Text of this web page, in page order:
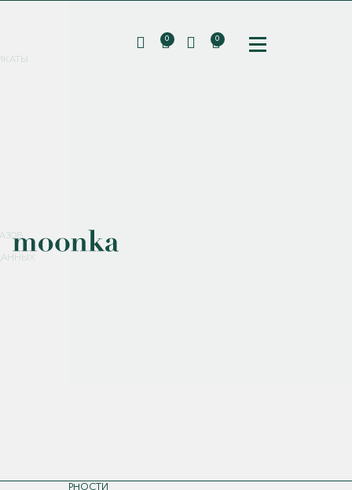
Соглашаюсь с
0 0
ПО ПОПУЛЯРНОСТИ